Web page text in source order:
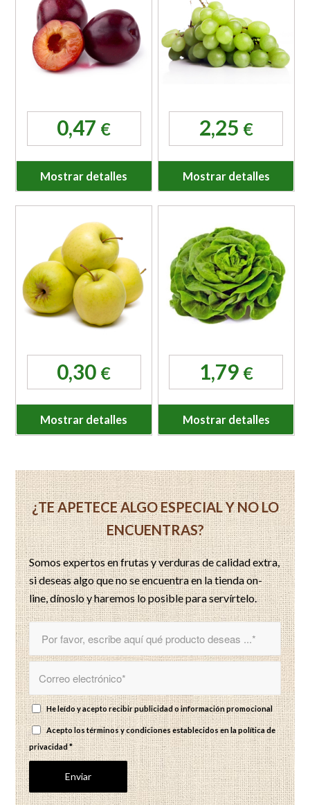
0,47 €
Mostrar detalles
2,25 €
Mostrar detalles
0,30 €
Mostrar detalles
1,79 €
Mostrar detalles
¿TE APETECE ALGO ESPECIAL Y NO LO
ENCUENTRAS?
Somos expertos en frutas y verduras de calidad extra,
si deseas algo que no se encuentra en la tienda on-
line, dínoslo y haremos lo posible para servírtelo.
He leído y acepto recibir publicidad o información promocional
Acepto los términos y condiciones establecidos enla política de
privacidad*